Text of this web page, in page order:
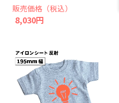
販売価格（税込）
8,030円